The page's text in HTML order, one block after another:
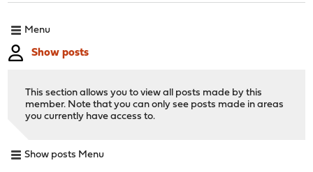
Menu
Show posts
This section allows you to view all posts made by this
member. Note that you can only see posts made in areas
you currently have access to.
Show posts Menu